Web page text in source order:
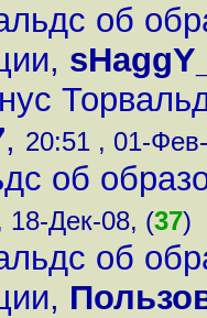
об
,
, 20:51 , 01-
об
18-Дек-08, (37)
об
,